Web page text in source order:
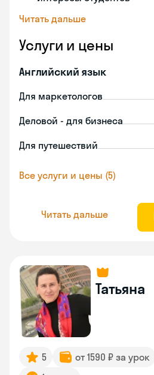
Читать дальше
Услуги и цены
Английский язык
Для маркетологов
Деловой - для бизнеса
Для путешествий
Все услуги и цены (5)
Читать дальше
Татьяна
5 от 1590 ₽ за урок